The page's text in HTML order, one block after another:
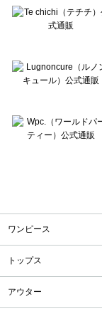
ワンピース
トップス
アウター